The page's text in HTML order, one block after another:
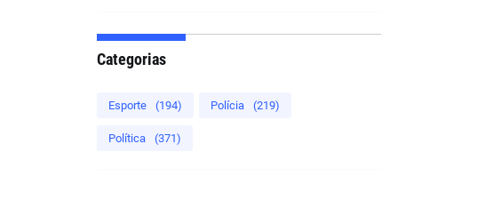
Categorias
Esporte (194) Polícia (219)
Política (371)